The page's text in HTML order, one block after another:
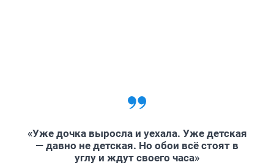
«Уже дочка выросла и уехала. Уже детская
— давно не детская. Но обои всё стоят в
углу и ждут своего часа»